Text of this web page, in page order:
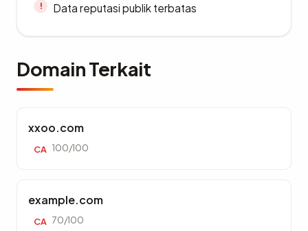
Data reputasi publik terbatas
Domain Terkait
xxoo.com
CA 100/100
example.com
CA 70/100